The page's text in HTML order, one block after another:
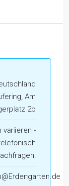
Am
2b
variieren -